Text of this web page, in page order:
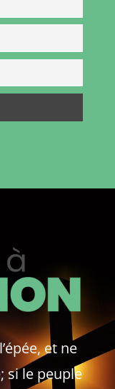
et ne
si le peuple